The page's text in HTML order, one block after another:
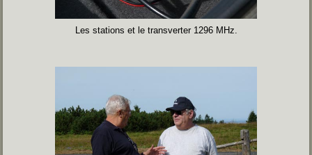
Les stations et le transverter 1296 MHz.